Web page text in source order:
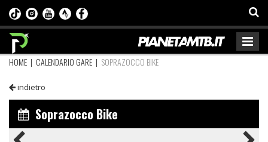
HOME | CALENDARIO GARE | SOPRAZOCCO BIKE
indietro
Soprazocco Bike